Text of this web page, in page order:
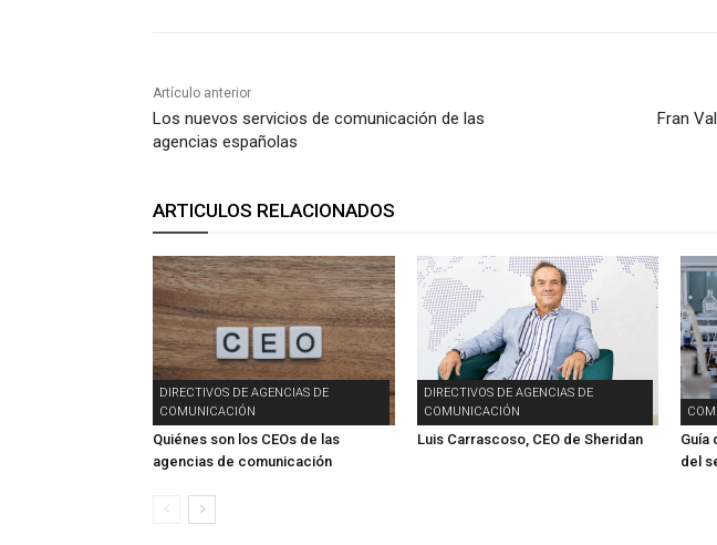
Artículo anterior
Los nuevos servicios de comunicación de las
agencias españolas
Fran
ARTICULOS RELACIONADOS
DIRECTIVOS DE AGENCIAS DE
COMUNICACIÓN
Quiénes son los CEOs de las
agencias de comunicación
DIRECTIVOS DE AGENCIAS DE
COMUNICACIÓN
Luis Carrascoso, CEO de Sheridan
Guía
del